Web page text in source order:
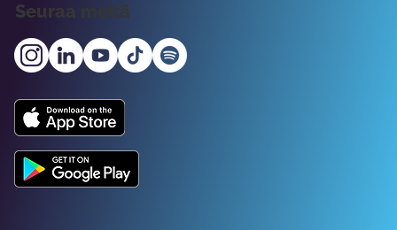
Seuraa meitä